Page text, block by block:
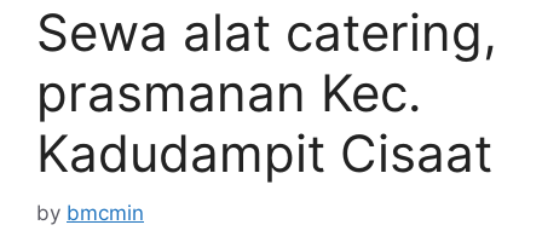
Sewa alat catering,
prasmanan Kec.
Kadudampit Cisaat
by bmcmin